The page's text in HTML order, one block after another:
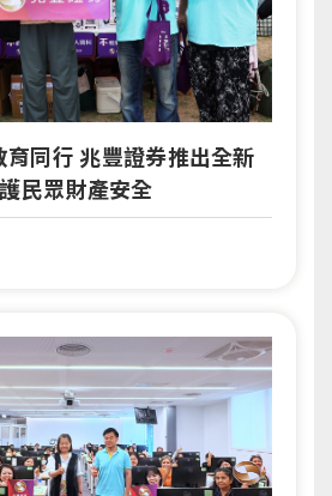
同行 兆豐證券推出全新
民眾財產安全